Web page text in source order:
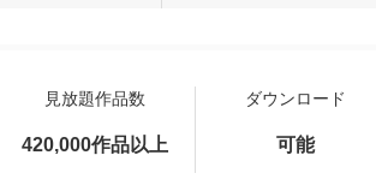
見放題作品数 ダウンロード
420,000作品以上 可能